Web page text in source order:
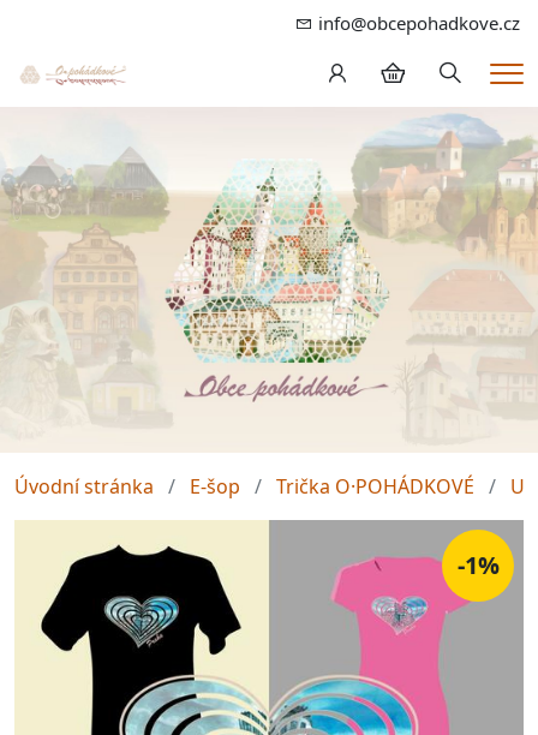
info@obcepohadkove.cz
Hledání
Úvodní stránka E-šop Trička O·POHÁDKOVÉ
-1%